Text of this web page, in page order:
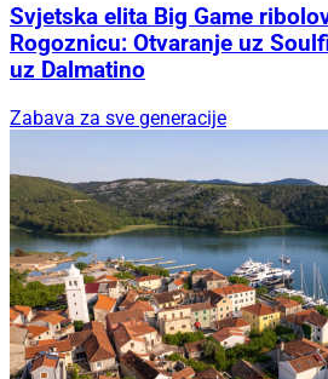
Svjetska elita Big Game
Rogoznicu: Otvaranje uz
uz Dalmatino
Zabava za sve generacije